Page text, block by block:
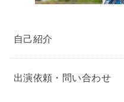
自己紹介
出演依頼・問い合わせ